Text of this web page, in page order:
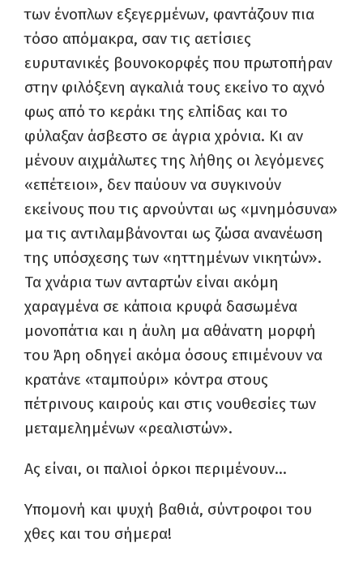
των ένοπλων εξεγερμένων, φαντάζουν πια
τόσο απόμακρα, σαν τις αετίσιες
ευρυτανικές βουνοκορφές που πρωτοπήραν
στην φιλόξενη αγκαλιά τους εκείνο το αχνό
φως από το κεράκι της ελπίδας και το
φύλαξαν άσβεστο σε άγρια χρόνια. Κι αν
μένουν αιχμάλωτες της λήθης οι λεγόμενες
«επέτειοι», δεν παύουν να συγκινούν
εκείνους που τις αρνούνται ως «μνημόσυνα»
μα τις αντιλαμβάνονται ως ζώσα ανανέωση
της υπόσχεσης των «ηττημένων νικητών».
Τα χνάρια των ανταρτών είναι ακόμη
χαραγμένα σε κάποια κρυφά δασωμένα
μονοπάτια και η άυλη μα αθάνατη μορφή
του Άρη οδηγεί ακόμα όσους επιμένουν να
κρατάνε «ταμπούρι» κόντρα στους
πέτρινους καιρούς και στις νουθεσίες των
μεταμελημένων «ρεαλιστών».
Ας είναι, οι παλιοί όρκοι περιμένουν…
Υπομονή και ψυχή βαθιά, σύντροφοι του
χθες και του σήμερα!